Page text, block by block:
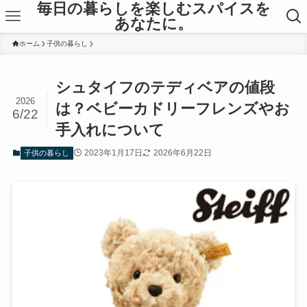
毎日の暮らしを楽しむスパイスを
あなたに。
ホーム 子供の暮らし
シュタイフのテディベアの値段
は？ベビーカドリーフレンズやお
手入れについて
2026
6/22
子供の暮らし 2023年1月17日 2026年6月22日